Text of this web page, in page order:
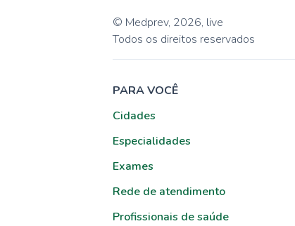
© Medprev, 2026, live
Todos os direitos reservados
PARA VOCÊ
Cidades
Especialidades
Exames
Rede de atendimento
Profissionais de saúde